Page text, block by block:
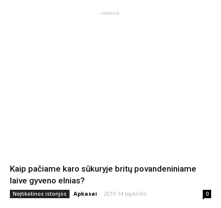
- reklama -
Kaip pačiame karo sūkuryje britų povandeniniame
laive gyveno elnias?
Neįtikėtinos istorijos Apkasai - 2019 14 lapkričio 0